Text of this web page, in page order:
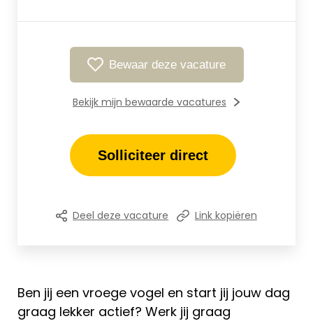
Ben jij een vroege vogel en start jij jouw dag
graag lekker actief? Werk jij graag
Bewaar deze vacature
Bekijk mijn bewaarde vacatures
Solliciteer direct
Deel deze vacature Link kopiëren